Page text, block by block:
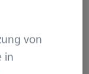
von
in